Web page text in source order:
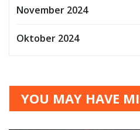
November 2024
Oktober 2024
YOU MAY HAVE